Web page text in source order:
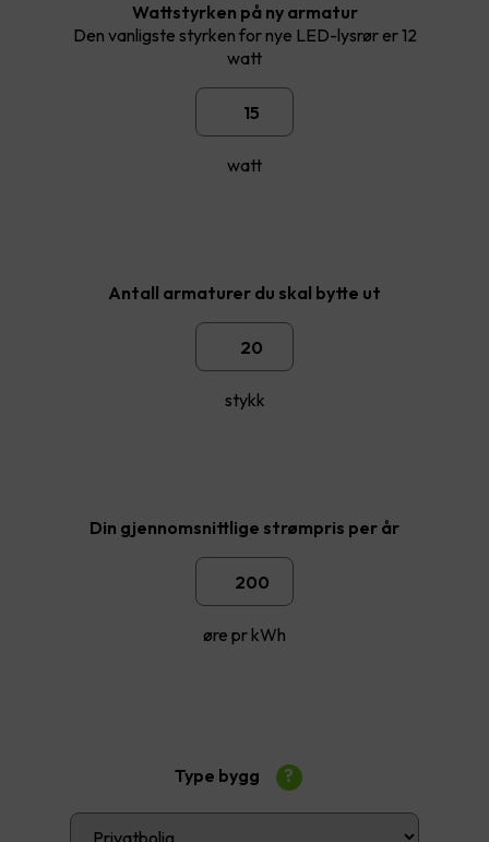
Wattstyrken på ny armatur
Den vanligste styrken for nye LED-lysrør er 12
watt
watt
Antall armaturer du skal bytte ut
stykk
Din gjennomsnittlige strømpris per år
øre pr kWh
Type bygg ?